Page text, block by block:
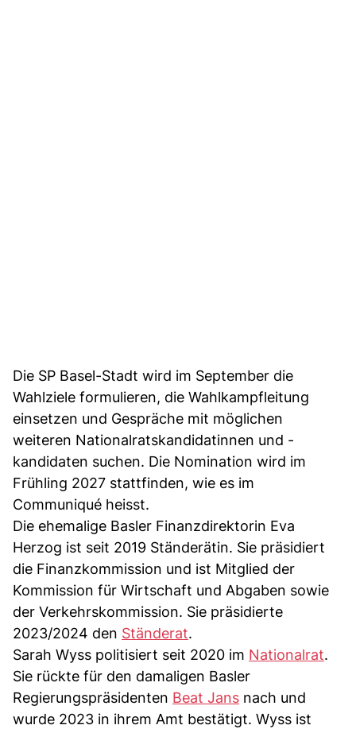
Die SP Basel-Stadt wird im September die
Wahlziele formulieren, die Wahlkampfleitung
einsetzen und Gespräche mit möglichen
weiteren Nationalratskandidatinnen und -
kandidaten suchen. Die Nomination wird im
Frühling 2027 stattfinden, wie es im
Communiqué heisst.
Die ehemalige Basler Finanzdirektorin Eva
Herzog ist seit 2019 Ständerätin. Sie präsidiert
die Finanzkommission und ist Mitglied der
Kommission für Wirtschaft und Abgaben sowie
der Verkehrskommission. Sie präsidierte
2023/2024 den Ständerat.
Sarah Wyss politisiert seit 2020 im Nationalrat.
Sie rückte für den damaligen Basler
Regierungspräsidenten Beat Jans nach und
wurde 2023 in ihrem Amt bestätigt. Wyss ist